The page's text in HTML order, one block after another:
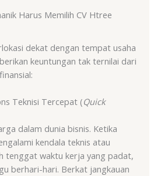
Harus Memilih CV Htree
dekat dengan tempat usaha
keuntungan tak ternilai dari
Teknisi Tercepat (Quick
dalam dunia bisnis. Ketika
kendala teknis atau
tenggat waktu kerja yang padat,
berhari-hari. Berkat jangkauan